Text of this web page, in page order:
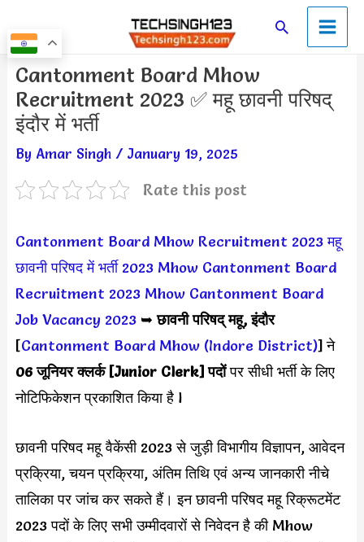
to
content
SearchMain
Menu
Cantonment Board Mhow
Recruitment 2023 ✅ महू छावनी परिषद्
इंदौर में भर्ती
By Amar Singh / January 19, 2025
Rate this post
Cantonment Board Mhow Recruitment 2023 महू
छावनी परिषद में भर्ती 2023 Mhow Cantonment Board
Recruitment 2023 Mhow Cantonment Board
Job Vacancy 2023➥छावनी परिषद् महू, इंदौर
[Cantonment Board Mhow (Indore District)] ने
06 जूनियर क्लर्क [Junior Clerk] पदोंपर सीधी भर्ती के लिए
नोटिफिकेशन प्रकाशित किया है l
छावनी परिषद महू वैकेंसी 2023 से जुड़ी विभागीय विज्ञापन, आवेदन
प्रक्रिया, चयन प्रक्रिया, अंतिम तिथि एवं अन्य जानकारी नीचे
तालिका पर जांच कर सकते हैं। इन छावनी परिषद महू रिक्रूटमेंट
2023 पदों के लिए सभी उम्मीदवारों से निवेदन है की Mhow
Post
navigation